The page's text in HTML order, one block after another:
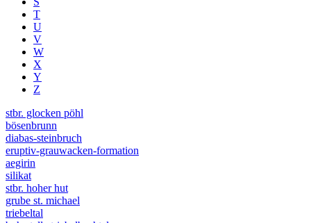
T
U
V
W
X
Y
Z
stbr. glocken pöhl
bösenbrunn
diabas-steinbruch
eruptiv-grauwacken-formation
aegirin
silikat
stbr. hoher hut
grube st. michael
triebeltal